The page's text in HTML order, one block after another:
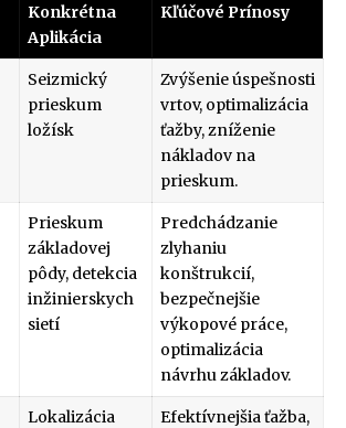
Konkrétna
Aplikácia
Kľúčové Prínosy
Seizmický
prieskum
ložísk
Zvýšenie úspešnosti
vrtov, optimalizácia
ťažby, zníženie
nákladov na
prieskum.
Prieskum
základovej
pôdy, detekcia
inžinierskych
sietí
Predchádzanie
zlyhaniu
konštrukcií,
bezpečnejšie
výkopové práce,
optimalizácia
návrhu základov.
Lokalizácia
Efektívnejšia ťažba,